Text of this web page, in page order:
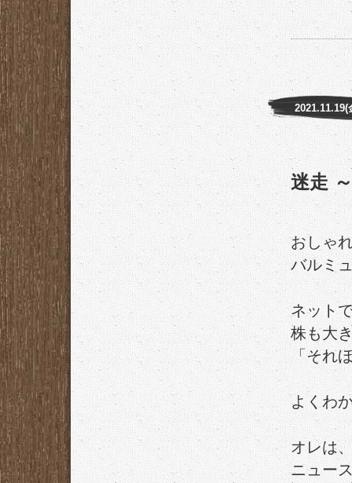
2021.11.19(
迷走
おしゃ
バルミ
ネット
株も大
「それ
よくわ
オレは
ニュー